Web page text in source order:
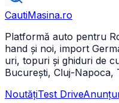
CautiMasina.ro
Platformă auto pentru
hand și noi, import
uri, topuri și ghiduri de
București, Cluj-Napoca,
NoutățiTest Drive